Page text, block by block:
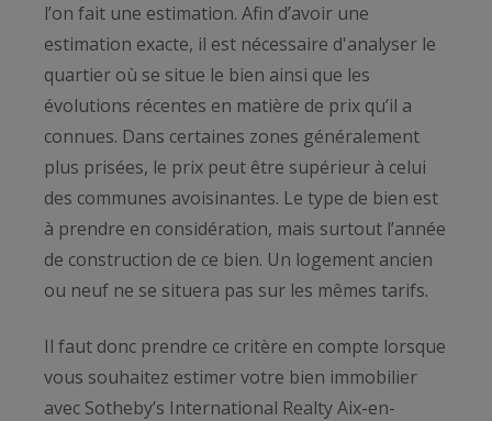
l’on fait une estimation. Afin d’avoir une
estimation exacte, il est nécessaire d'analyser le
quartier où se situe le bien ainsi que les
évolutions récentes en matière de prix qu’il a
connues. Dans certaines zones généralement
plus prisées, le prix peut être supérieur à celui
des communes avoisinantes. Le type de bien est
à prendre en considération, mais surtout l’année
de construction de ce bien. Un logement ancien
ou neuf ne se situera pas sur les mêmes tarifs.
Il faut donc prendre ce critère en compte lorsque
vous souhaitez estimer votre bien immobilier
avec Sotheby’s International Realty Aix-en-